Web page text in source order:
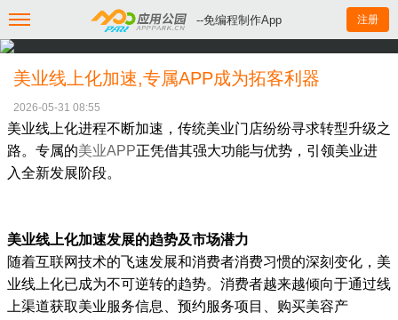
--免编程制作App 注册
美业线上化加速,专属APP成为拓客利器
2026-05-31 08:55
美业线上化进程不断加速，传统美业门店纷纷寻求转型升级之
路。专属的美业APP正凭借其强大功能与优势，引领美业进
入全新发展阶段。
美业线上化加速发展的趋势及市场潜力
随着互联网技术的飞速发展和消费者消费习惯的深刻变化，美
业线上化已成为不可逆转的趋势。消费者越来越倾向于通过线
上渠道获取美业服务信息、预约服务项目、购买美容产